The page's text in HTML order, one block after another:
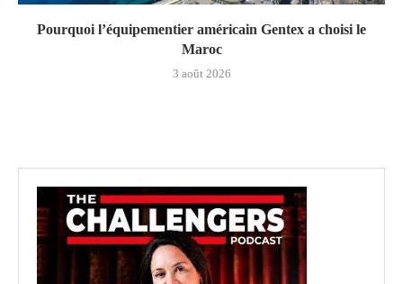
Pourquoi l’équipementier américain Gentex a choisi le
Maroc
3 août 2026